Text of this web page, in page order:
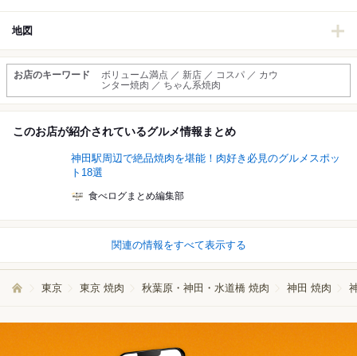
地図
お店のキーワード
ボリューム満点 ／ 新店 ／ コスパ ／ カウ
ンター焼肉 ／ ちゃん系焼肉
このお店が紹介されているグルメ情報まとめ
神田駅周辺で絶品焼肉を堪能！肉好き必見のグルメスポッ
ト18選
食べログまとめ編集部
関連の情報をすべて表示する
東京 東京 焼肉 秋葉原・神田・水道橋 焼肉 神田 焼肉